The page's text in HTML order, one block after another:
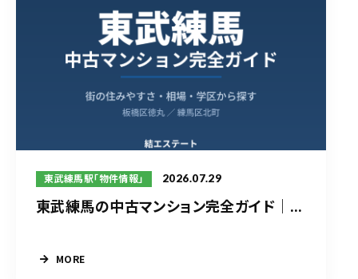
東武練馬駅「物件情報」 2026.07.29
東武練馬の中古マンション完全ガイド｜...
MORE